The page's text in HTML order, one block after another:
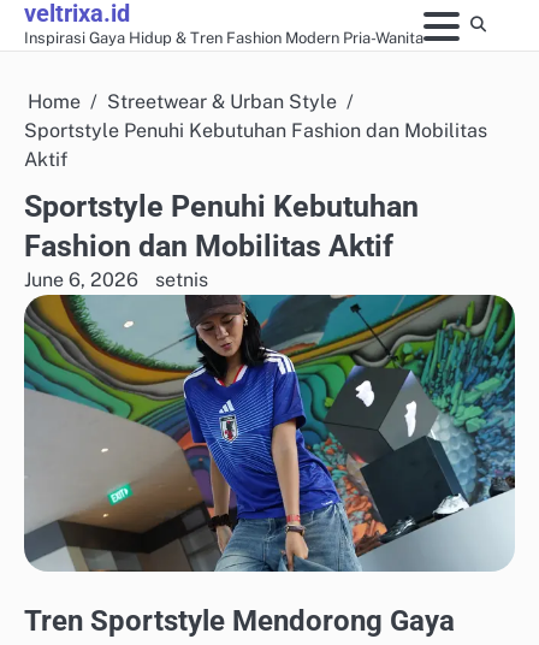
Skipveltrixa.id
Inspirasi Gaya Hidup & Tren Fashion Modern Pria-Wanita
Home
Streetwear & Urban Style
Sportstyle Penuhi Kebutuhan Fashion dan Mobilitas
Aktif
Sportstyle Penuhi Kebutuhan
Fashion dan Mobilitas Aktif
June 6, 2026 setnis
Tren Sportstyle Mendorong Gaya